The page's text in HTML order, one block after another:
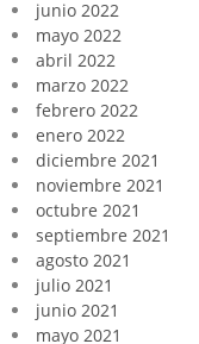
junio 2022
mayo 2022
abril 2022
marzo 2022
febrero 2022
enero 2022
diciembre 2021
noviembre 2021
octubre 2021
septiembre 2021
agosto 2021
julio 2021
junio 2021
mayo 2021